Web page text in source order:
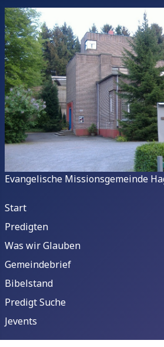
Evangelische Missionsgemeinde
Start
Predigten
Was wir Glauben
Gemeindebrief
Bibelstand
Predigt Suche
Jevents